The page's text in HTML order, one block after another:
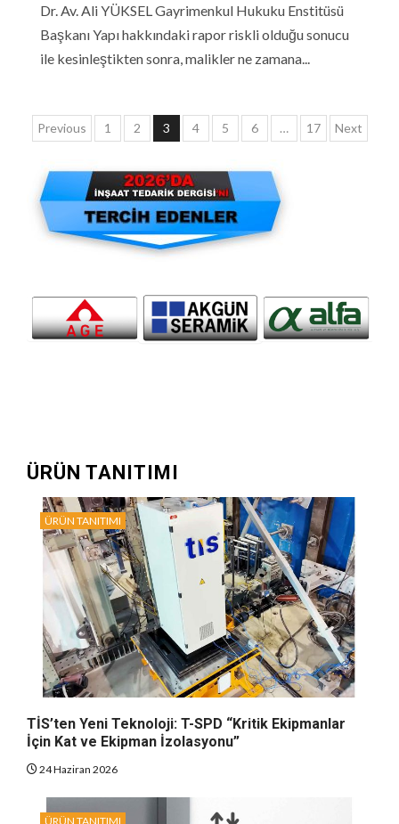
Dr. Av. Ali YÜKSEL Gayrimenkul Hukuku Enstitüsü
Başkanı Yapı hakkındaki rapor riskli olduğu sonucu
ile kesinleştikten sonra, malikler ne zamana...
Yazı
Previous 1 2 3 4 5 6 … 17 Next
ÜRÜN TANITIMI
ÜRÜN TANITIMI
TİS’ten Yeni Teknoloji: T-SPD “Kritik Ekipmanlar
İçin Kat ve Ekipman İzolasyonu”
24 Haziran 2026
ÜRÜN TANITIMI